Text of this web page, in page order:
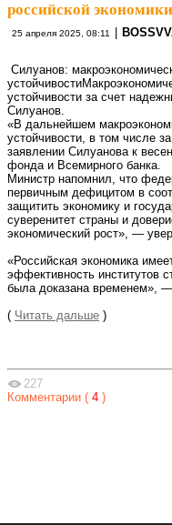
российской экономики
25 апреля 2025, 08:11
Силуанов:
устойчивости
устойчивости за счет
Силуанов.
«В дальнейшем
устойчивости, в том числе
заявлении Силуанова к
фонда и Всемирного банка.
Министр напомнил, что
первичным дефицитом в
защитить экономику и
суверенитет страны и
экономический рост», —
«Российская экономика
эффективность институтов
была доказана временем»,
( Читать дальше )
227
Комментарии ( 4 )